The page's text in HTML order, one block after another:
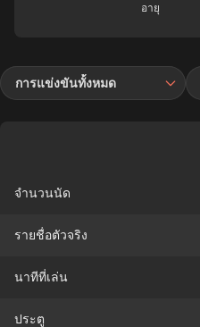
อายุ
การแข่งขันทั้งหมด
จำนวนนัด
รายชื่อตัวจริง
นาทีที่เล่น
ประตู